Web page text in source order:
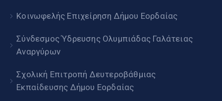
Κοινωφελής Επιχείρηση Δήμου Εορδαίας
Σύνδεσμος Ύδρευσης Ολυμπιάδας Γαλάτειας
Αναργύρων
Σχολική Επιτροπή Δευτεροβάθμιας
Εκπαίδευσης Δήμου Εορδαίας